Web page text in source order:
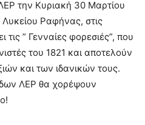
την Κυριακή 30 Μαρτίου
Ραφήνας, στις
” Γενναίες φορεσιές”, που
του 1821 και αποτελούν
και των ιδανικών τους.
ΛΕΡ θα χορέψουν